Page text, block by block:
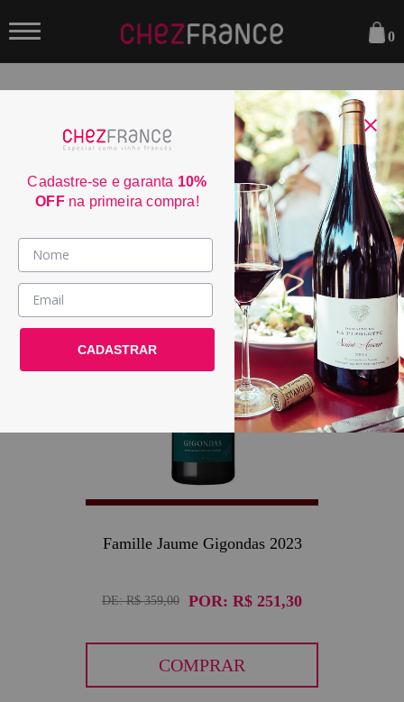
Vinhos >
País / Região >
Le Club >
0
ORDENAR POR:
30
Famille Jaume Gigondas 2023
DE:R$ 359,00 POR: R$ 251,30
COMPRAR
Cadastre-se e garanta 10%
OFFna primeira compra!
CADASTRAR